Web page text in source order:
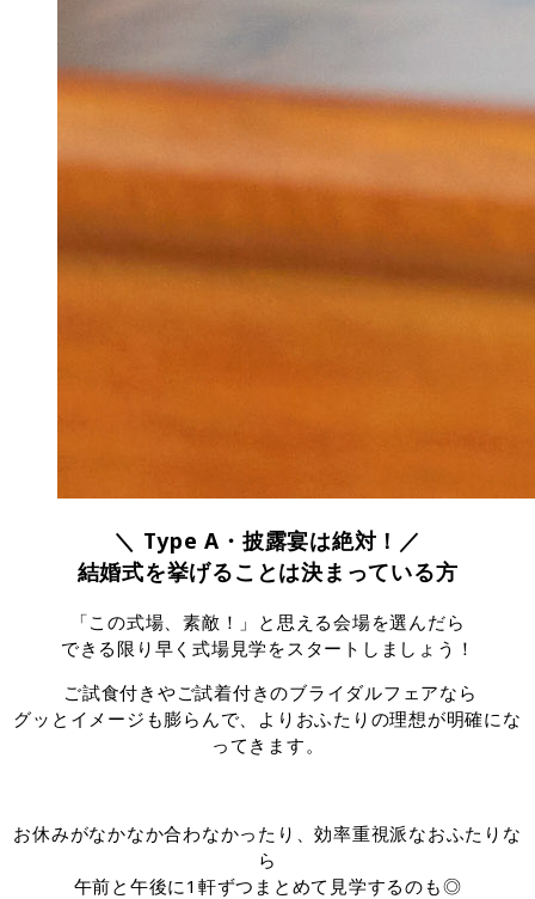
＼ Type A・披露宴は絶対！／
結婚式を挙げることは決まっている方
「この式場、素敵！」と思える会場を選んだら
できる限り早く式場見学をスタートしましょう！
ご試食付きやご試着付きのブライダルフェアなら
グッとイメージも膨らんで、よりおふたりの理想が明確にな
ってきます。
お休みがなかなか合わなかったり、効率重視派なおふたりな
ら
午前と午後に1軒ずつまとめて見学するのも◎